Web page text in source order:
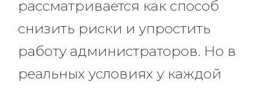
рассматривается как способ
снизить риски и упростить
работу администраторов. Но в
реальных условиях у каждой